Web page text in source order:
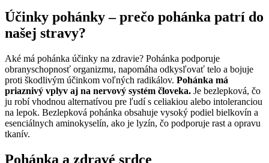
Účinky pohánky – prečo pohánka patrí do
našej stravy?
Aké má pohánka účinky na zdravie? Pohánka podporuje
obranyschopnosť organizmu, napomáha odkysľovať telo a bojuje
proti škodlivým účinkom voľných radikálov. Pohánka má
priaznivý vplyv aj na nervový systém človeka. Je bezlepková, čo
ju robí vhodnou alternatívou pre ľudí s celiakiou alebo intoleranciou
na lepok. Bezlepková pohánka obsahuje vysoký podiel bielkovín a
esenciálnych aminokyselín, ako je lyzín, čo podporuje rast a opravu
tkanív.
Pohánka a zdravé srdce